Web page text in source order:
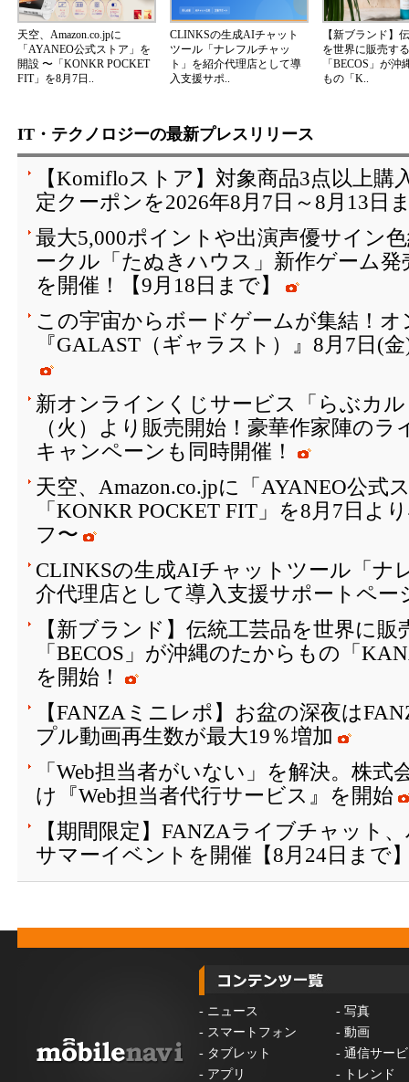
天空、Amazon.co.jpに
「AYANEO公式ストア」を
開設 〜「KONKR POCKET
FIT」を8月7日..
CLINKSの生成AIチャット
ツール「ナレフルチャッ
ト」を紹介代理店として導
入支援サポ..
【新ブランド】
を世界に販売す
「BECOS」が沖
もの「K..
IT・テクノロジーの最新プレスリリース
【Komifloストア】対象商品3点以上購
定クーポンを2026年8月7日～8月13日
最大5,000ポイントや出演声優サイン
ークル「たぬきハウス」新作ゲーム
を開催！【9月18日まで】
この宇宙からボードゲームが集結！
『GALAST（ギャラスト）』8月7日(
新オンラインくじサービス「らぶカ
（火）より販売開始！豪華作家陣の
キャンペーンも同時開催！
天空、Amazon.co.jpに「AYANEO公式
「KONKR POCKET FIT」を8月7日よ
フ〜
CLINKSの生成AIチャットツール「ナ
介代理店として導入支援サポートペー
【新ブランド】伝統工芸品を世界に販
「BECOS」が沖縄のたからもの「
を開始！
【FANZAミニレポ】お盆の深夜は
プル動画再生数が最大19％増加
「Web担当者がいない」を解決。株式
け『Web担当者代行サービス』を開始
【期間限定】FANZAライブチャット
サマーイベントを開催【8月24日まで
- ニュース - 写真
- スマートフォン - 動画
- タブレット - 通信サー
- アプリ -
トレンド